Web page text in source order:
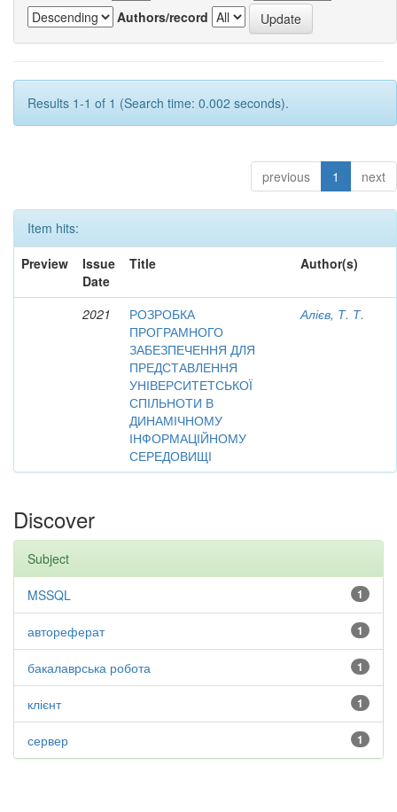
Authors/record
Results 1-1 of 1 (Search time: 0.002 seconds).
previous 1 next
Item hits:
Preview
Issue
Date
Title Author(s)
2021
РОЗРОБКА
ПРОГРАМНОГО
ЗАБЕЗПЕЧЕННЯ ДЛЯ
ПРЕДСТАВЛЕННЯ
УНІВЕРСИТЕТСЬКОЇ
СПІЛЬНОТИ В
ДИНАМІЧНОМУ
ІНФОРМАЦІЙНОМУ
СЕРЕДОВИЩІ
Алієв, Т. Т.
Discover
Subject
1
MSSQL
1
автореферат
1
бакалаврська робота
1
клієнт
1
сервер